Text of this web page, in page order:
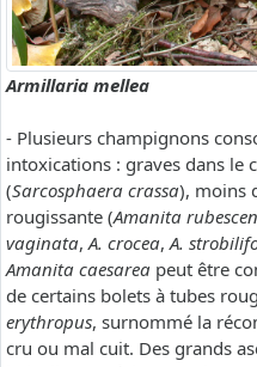
Armillaria mellea
- Plusieurs champignons
intoxications : graves dans le
(Sarcosphaera crassa), moins
rougissante (Amanita
vaginata,A. crocea, A.
Amanita caesarea peut être
de certains bolets à tubes
erythropus, surnommé la
cru ou mal cuit. Des grands